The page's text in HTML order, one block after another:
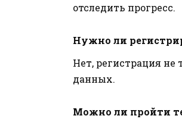
отследить прогресс.
Нужно ли
Нет, регистрация не
данных.
Можно ли пройти